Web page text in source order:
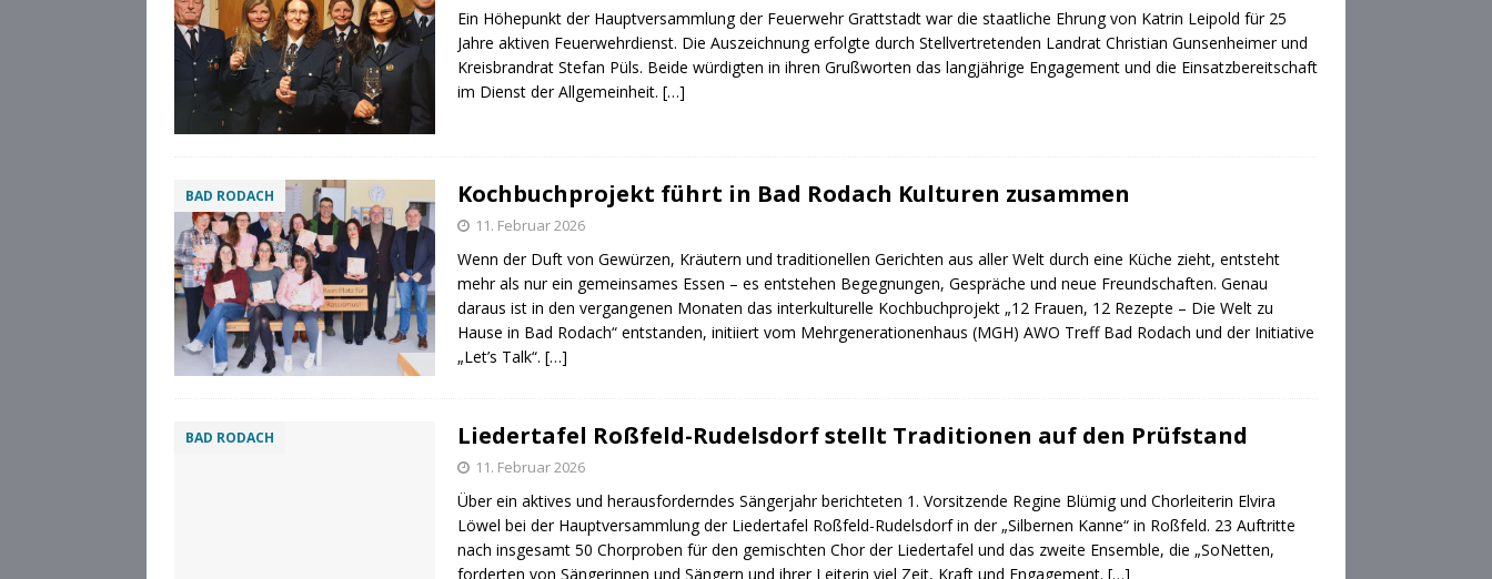
Ein Höhepunkt der Hauptversammlung der Feuerwehr Grattstadt war die staatliche Ehrung von Katrin Leipold für 25
Jahre aktiven Feuerwehrdienst. Die Auszeichnung erfolgte durch Stellvertretenden Landrat Christian Gunsenheimer und
Kreisbrandrat Stefan Püls. Beide würdigten in ihren Grußworten das langjährige Engagement und die Einsatzbereitschaft
im Dienst der Allgemeinheit. […]
BAD RODACH Kochbuchprojekt führt in Bad Rodach Kulturen zusammen
11. Februar 2026
Wenn der Duft von Gewürzen, Kräutern und traditionellen Gerichten aus aller Welt durch eine Küche zieht, entsteht
mehr als nur ein gemeinsames Essen – es entstehen Begegnungen, Gespräche und neue Freundschaften. Genau
daraus ist in den vergangenen Monaten das interkulturelle Kochbuchprojekt „12 Frauen, 12 Rezepte – Die Welt zu
Hause in Bad Rodach“ entstanden, initiiert vom Mehrgenerationenhaus (MGH) AWO Treff Bad Rodach und der Initiative
„Let’s Talk“. […]
BAD RODACH Liedertafel Roßfeld-Rudelsdorf stellt Traditionen auf den Prüfstand
11. Februar 2026
Über ein aktives und herausforderndes Sängerjahr berichteten 1. Vorsitzende Regine Blümig und Chorleiterin Elvira
Löwel bei der Hauptversammlung der Liedertafel Roßfeld-Rudelsdorf in der „Silbernen Kanne“ in Roßfeld. 23 Auftritte
nach insgesamt 50 Chorproben für den gemischten Chor der Liedertafel und das zweite Ensemble, die „SoNetten,
forderten von Sängerinnen und Sängern und ihrer Leiterin viel Zeit, Kraft und Engagement. […]